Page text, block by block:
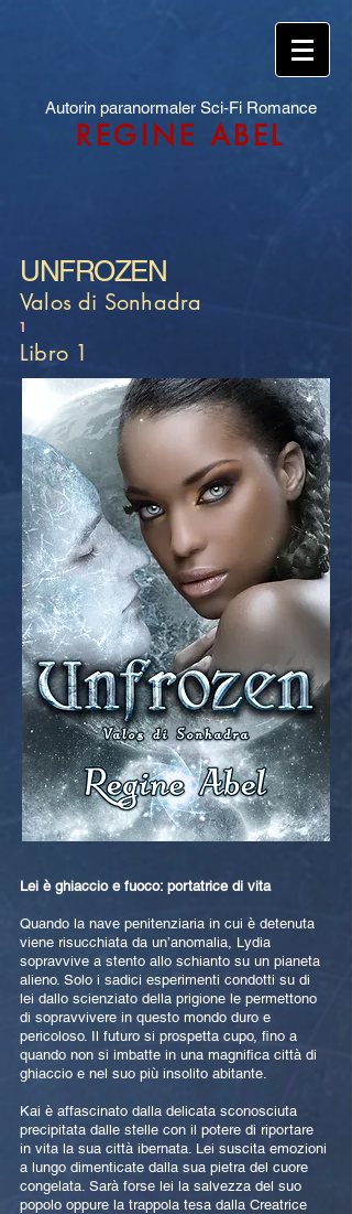
Autorin paranormaler Sci-Fi Romance
REGINE ABEL
UNFROZEN
Valos di Sonhadra
1
Libro 1
Lei è ghiaccio e fuoco: portatrice di vita
Quando la nave penitenziaria in cui è detenuta
viene risucchiata da un’anomalia, Lydia
sopravvive a stento allo schianto su un pianeta
alieno. Solo i sadici esperimenti condotti su di
lei dallo scienziato della prigione le permettono
di sopravvivere in questo mondo duro e
pericoloso. Il futuro si prospetta cupo, fino a
quando non si imbatte in una magnifica città di
ghiaccio e nel suo più insolito abitante.
Kai è affascinato dalla delicata sconosciuta
precipitata dalle stelle con il potere di riportare
in vita la sua città ibernata. Lei suscita emozioni
a lungo dimenticate dalla sua pietra del cuore
congelata. Sarà forse lei la salvezza del suo
popolo oppure la trappola tesa dalla Creatrice